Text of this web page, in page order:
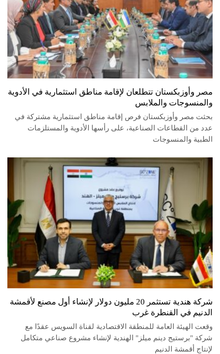
مصر وأوزبكستان تتطلعان لإقامة مناطق استثمارية في الأدوية
والمنسوجات والملابس
بحثت مصر وأوزبكستان فرص إقامة مناطق استثمارية مشتركة في
عدد من القطاعات الصناعية، على رأسها الأدوية والمستلزمات
الطبية والمنسوجات
شركة هندية تستثمر 20 مليون دولار لإنشاء أول مصنع لأقمشة
الدنيم في القنطرة غرب
وقعت الهيئة العامة للمنطقة الاقتصادية لقناة السويس عقدًا مع
شركة "برستيج دينم ميلز" الهندية لإنشاء مشروع صناعي متكامل
لإنتاج أقمشة الدنيم